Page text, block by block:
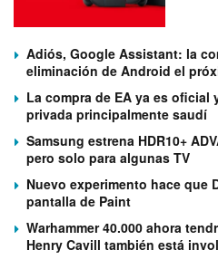
Adiós, Google Assistant: la
eliminación de Android el
La compra de EA ya es oficial
privada principalmente saudí
Samsung estrena HDR10+
pero solo para algunas TV
Nuevo experimento hace que
pantalla de Paint
Warhammer 40.000 ahora
Henry Cavill también está